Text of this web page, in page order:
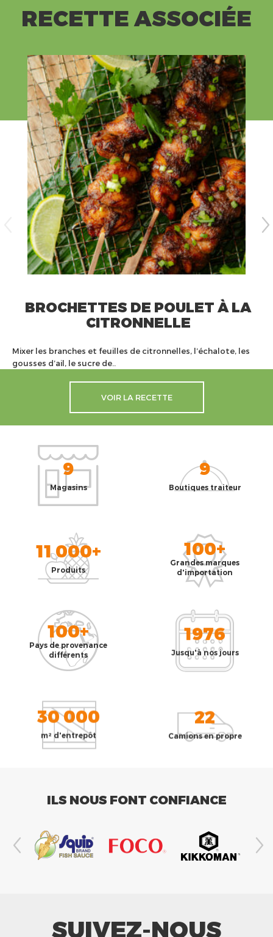
RECETTE ASSOCIÉE
BROCHETTES DE POULET À LA
CITRONNELLE
Mixer les branches et feuilles de citronnelles, l’échalote, les
gousses d’ail, le sucre de..
VOIR LA RECETTE
9
Magasins
9
Boutiques traiteur
11 000+
Produits
100+
Grandes marques
d'importation
100+
Pays de provenance
différents
1976
Jusqu'à nos jours
30 000
m² d'entrepôt
22
Camions en propre
ILS NOUS FONT CONFIANCE
SUIVEZ-NOUS